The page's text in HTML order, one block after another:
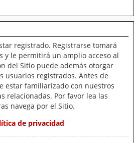
registrado. Registrarse tomará
y le permitirá un amplio acceso al
del Sitio puede además otorgar
usuarios registrados. Antes de
estar familiarizado con nuestros
relacionadas. Por favor lea las
navega por el Sitio.
de privacidad